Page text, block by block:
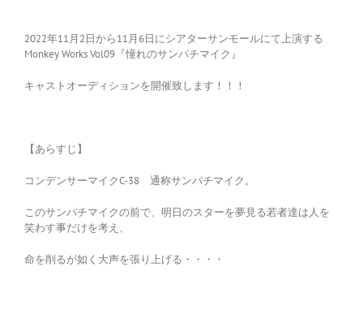
2022年11月2日から11月6日にシアターサンモールにて上演する
Monkey Works Vol09『憧れのサンパチマイク』
キャストオーディションを開催致します！！！
【あらすじ】
コンデンサーマイクC-38 通称サンパチマイク。
このサンパチマイクの前で、明日のスターを夢見る若者達は人を
笑わす事だけを考え、
命を削るが如く大声を張り上げる・・・・